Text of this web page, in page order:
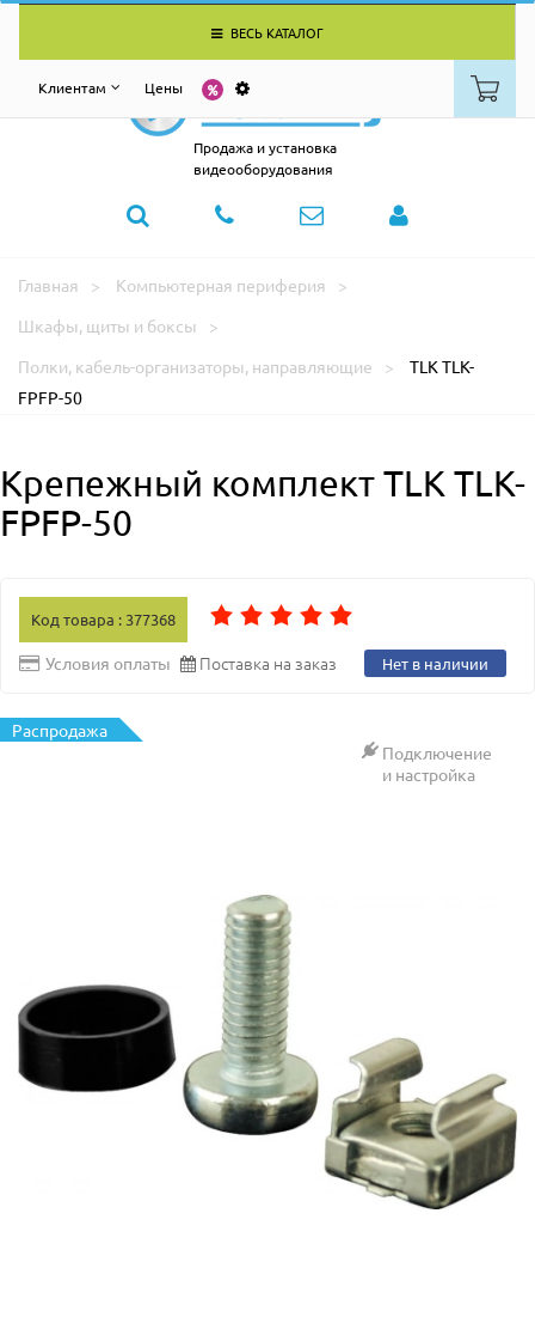
ВЕСЬ КАТАЛОГ
Клиентам Цены
Продажа и установка
видеооборудования
Главная
Компьютерная периферия
Шкафы, щиты и боксы
Полки, кабель-организаторы, направляющие
TLK TLK-
FPFP-50
Крепежный комплект TLK TLK-
FPFP-50
Код товара : 377368
Условия оплаты Поставка на заказ Нет в наличии
Распродажа
Подключение
и настройка